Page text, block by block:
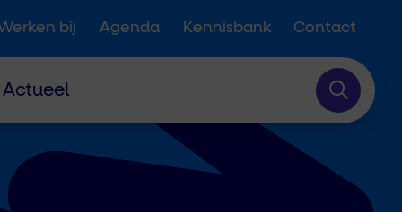
bij Agenda Kennisbank Contact
Actueel